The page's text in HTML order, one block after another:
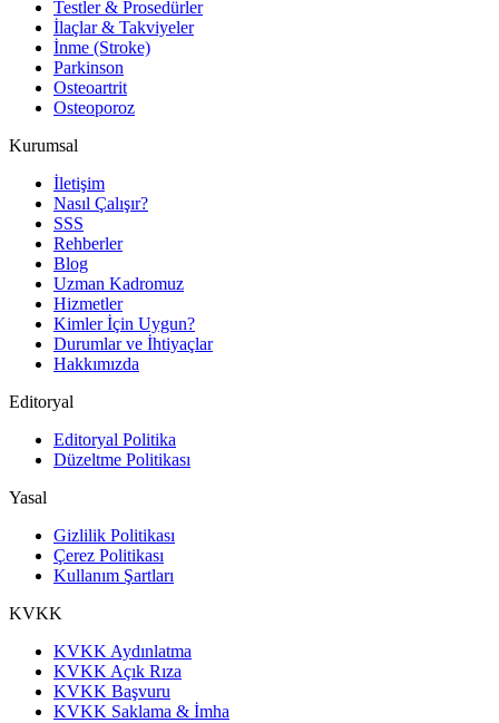
Testler & Prosedürler
İlaçlar & Takviyeler
İnme (Stroke)
Parkinson
Osteoartrit
Osteoporoz
Kurumsal
İletişim
Nasıl Çalışır?
SSS
Rehberler
Blog
Uzman Kadromuz
Hizmetler
Kimler İçin Uygun?
Durumlar ve İhtiyaçlar
Hakkımızda
Editoryal
Editoryal Politika
Düzeltme Politikası
Yasal
Gizlilik Politikası
Çerez Politikası
Kullanım Şartları
KVKK
KVKK Aydınlatma
KVKK Açık Rıza
KVKK Başvuru
KVKK Saklama & İmha